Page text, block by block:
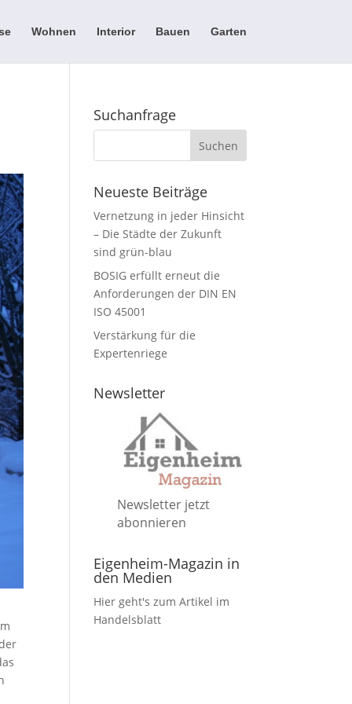
Wohnen Interior Bauen Garten
Suchanfrage
Neueste Beiträge
Vernetzung in jeder Hinsicht
– Die Städte der Zukunft
sind grün-blau
BOSIG erfüllt erneut die
Anforderungen der DIN EN
ISO 45001
Verstärkung für die
Expertenriege
Newsletter
Newsletter jetzt
abonnieren
Eigenheim-Magazin in
den Medien
Hier geht's zum Artikel im
Handelsblatt